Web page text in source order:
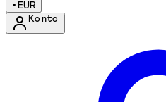
• EUR
Konto